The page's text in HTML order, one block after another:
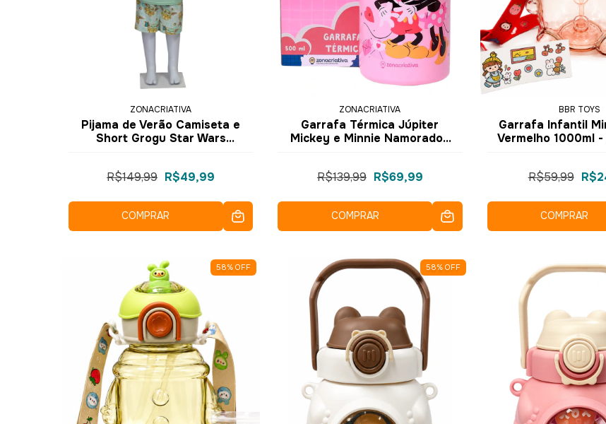
ZONACRIATIVA
Pijama de Verão Camiseta e
Short Grogu Star Wars
R$149,99 R$49,99
COMPRAR
ZONACRIATIVA
Garrafa Térmica Júpiter
Mickey e Minnie Namorados
R$139,99 R$69,99
COMPRAR
BBR TOYS
Garrafa Infantil
Vermelho 1000ml -
R$59,99
COMPRAR
58%OFF 58% OFF